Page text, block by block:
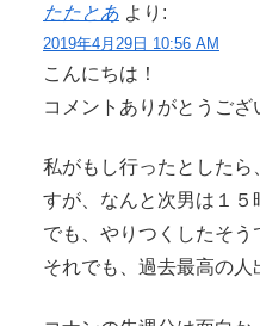
たたとあ より:
2019年4月29日 10:56 AM
こんにちは！
コメントありがとうござ
私がもし行ったとした
すが、なんと次男は１５
でも、やりつくしたそう
それでも、過去最高の人